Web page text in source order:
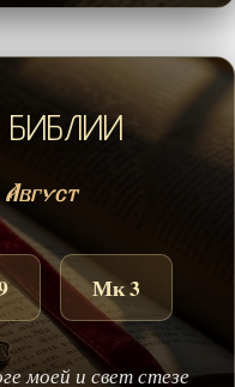
БИБЛИИ
Мк 3
моей и свет стезе